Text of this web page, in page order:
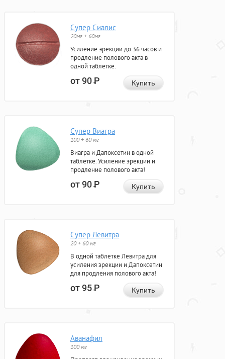
Супер Сиалис
20мг + 60мг
Усиление эрекции до 36 часов и
продление полового акта в
одной таблетке.
от 90Р Купить
Супер Виагра
100 + 60 мг
Виагра и Дапоксетин в одной
таблетке. Усиление эрекции и
продление полового акта!
от 90Р Купить
Супер Левитра
20 + 60 мг
В одной таблетке Левитра для
усиления эрекции и Дапоксетин
для продления полового акта!
от 95Р Купить
Аванафил
100 мг